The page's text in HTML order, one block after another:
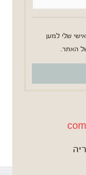
שלי למען
האתר.